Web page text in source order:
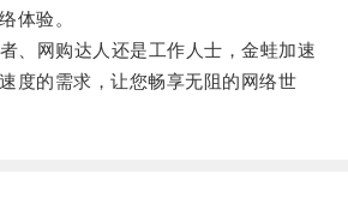
体验。
网购达人还是工作人士，金蛙加速
度的需求，让您畅享无阻的网络世